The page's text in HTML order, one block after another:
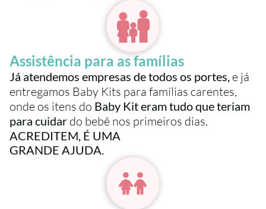
Assistência para as famílias
Já atendemos empresas de todos os portes, e já
entregamos Baby Kits para famílias carentes,
onde os itens do Baby Kit eram tudo que teriam
para cuidar
ACREDITEM, É UMA
GRANDE AJUDA.